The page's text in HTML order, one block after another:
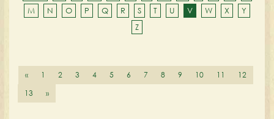
M
N O P Q R S T U V W X
Y
Z
« 1 2 3 4 5 6 7 8 9 10 11
12
13
»